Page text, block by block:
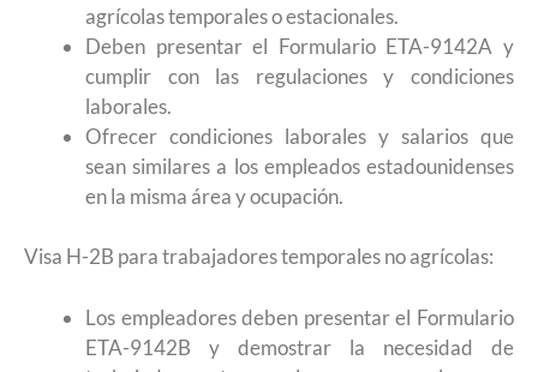
agrícolas temporales o estacionales.
Deben presentar el Formulario ETA-9142A y
cumplir con las regulaciones y condiciones
laborales.
Ofrecer condiciones laborales y salarios que
sean similares a los empleados estadounidenses
en la misma área y ocupación.
Visa H-2B para trabajadores temporales no agrícolas:
Los empleadores deben presentar el Formulario
ETA-9142B y demostrar la necesidad de